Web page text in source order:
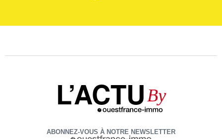
L’ACTU By
ABONNEZ-VOUS À NOTRE NEWSLETTER